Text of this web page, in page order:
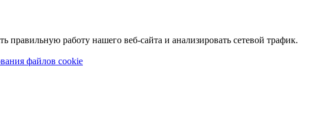
работу нашего веб-сайта и анализировать сетевой трафик.
файлов cookie